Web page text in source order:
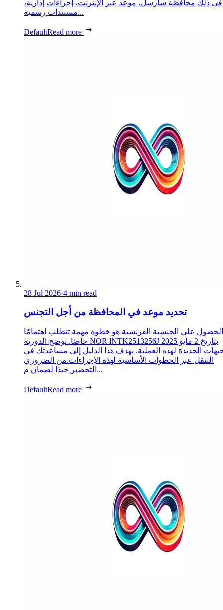
في ذلك محافظة سارسل، موعد عبر الإنترنت، إجراءات إدارية،
مستندات رسمية...
DefaultRead more
28 Jul 2026·4 min read
تحديد موعد في المحافظة من أجل التجنس
الحصول على الجنسية الفرنسية هو خطوة مهمة تتطلب اهتمامًا
خاصًا. توضح الدورية NOR INTK2513256J بتاريخ 2 مايو 2025
الجديدة لهذه العملية. يهدف هذا الدليل إلى مساعدتك في
التنقل عبر الخطوات الأساسية لهذه الإجراءات.من الضروري
التحضير جيدًا لضمان م...
DefaultRead more